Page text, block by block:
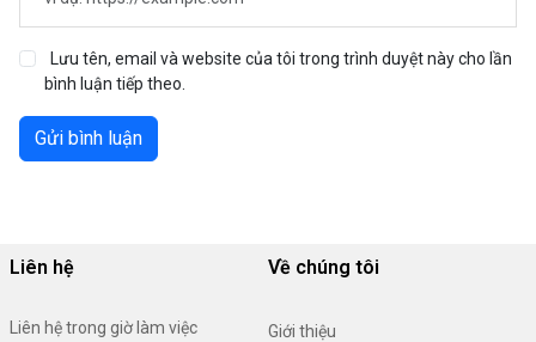
Lưu tên, email và website của tôi trong trình duyệt này cho lần
bình luận tiếp theo.
Gửi bình luận
Liên hệ
Liên hệ trong giờ làm việc
Về chúng tôi
Giới thiệu